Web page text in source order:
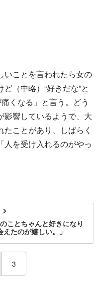
ことを言われたら女の
（中略）“好きだな”と
くなる」と言う。どう
影響しているようで、大
ことがあり、しばらく
を受け入れるのがやっ
ことちゃんと好きになり
たのが嬉しい。」
3